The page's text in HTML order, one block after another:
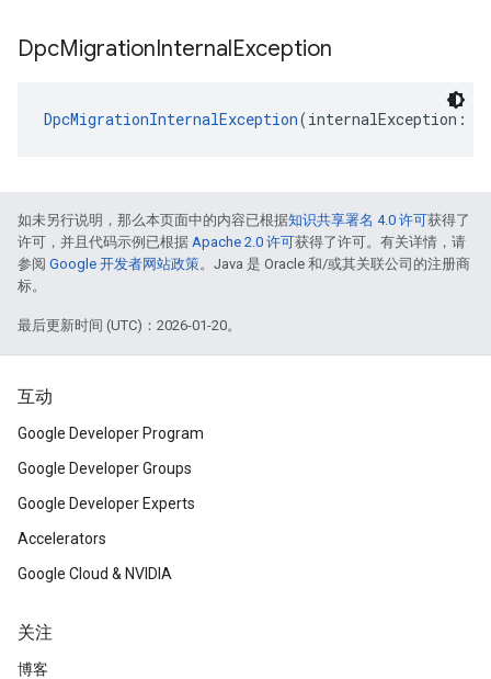
DpcMigrationInternalException
DpcMigrationInternalException(internalException:
如未另行说明，那么本页面中的内容已根据知识共享署名 4.0 许可获得了
许可，并且代码示例已根据 Apache 2.0 许可获得了许可。有关详情，请
参阅 Google 开发者网站政策。Java 是 Oracle 和/或其关联公司的注册商
标。
最后更新时间 (UTC)：2026-01-20。
互动
Google Developer Program
Google Developer Groups
Google Developer Experts
Accelerators
Google Cloud & NVIDIA
关注
博客